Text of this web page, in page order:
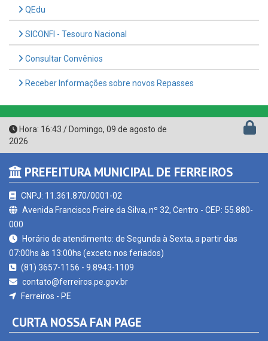
SICONFI - Tesouro Nacional
Consultar Convênios
Receber Informações sobre novos Repasses
Hora:16:43/Domingo,09 de agosto de
2026
PREFEITURA MUNICIPAL DE FERREIROS
CNPJ: 11.361.870/0001-02
000
Horário de atendimento: de Segunda à Sexta, a partir das
07:00hs às 13:00hs (exceto nos feriados)
(81) 3657-1156 - 9.8943-1109
contato@ferreiros.pe.gov.br
Ferreiros - PE
CURTA NOSSA FAN PAGE